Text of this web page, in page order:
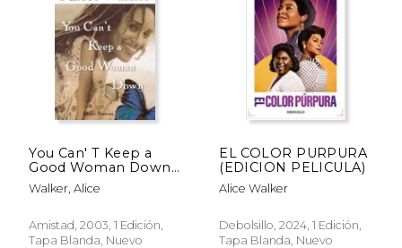
$
You Can' T Keep a
Good Woman Down
(en Inglés)
Walker, Alice
Amistad, 2003, 1 Edición,
Tapa Blanda, Nuevo
EL COLOR PURPURA
(EDICION PELICULA)
Alice Walker
Debolsillo, 2024, 1 Edición,
Tapa Blanda, Nuevo